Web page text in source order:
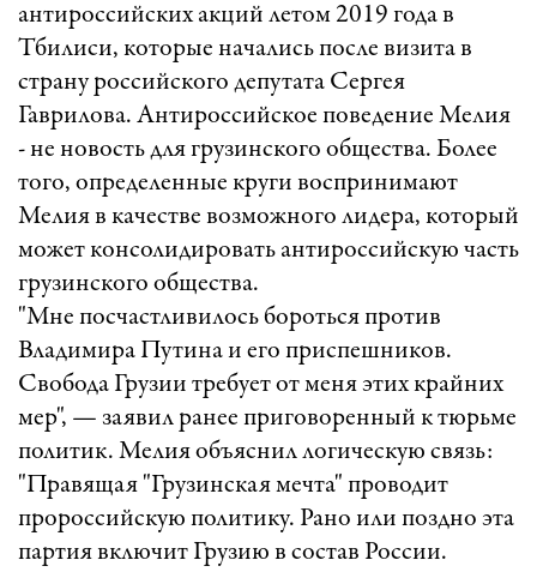
антироссийских акций летом 2019 года в
Тбилиси, которые начались после визита в
страну российского депутата Сергея
Гаврилова. Антироссийское поведение Мелия
- не новость для грузинского общества. Более
того, определенные круги воспринимают
Мелия в качестве возможного лидера, который
может консолидировать антироссийскую часть
грузинского общества.
"Мне посчастливилось бороться против
Владимира Путина и его приспешников.
Свобода Грузии требует от меня этих крайних
мер", — заявил ранее приговоренный к тюрьме
политик. Мелия объяснил логическую связь:
"Правящая "Грузинская мечта" проводит
пророссийскую политику. Рано или поздно эта
партия включит Грузию в состав России.